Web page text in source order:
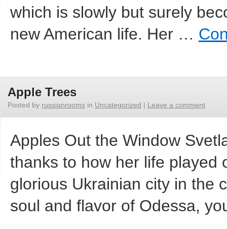
which is slowly but surely
new American life. Her …
Apple Trees
Posted by russianrooms in Uncategorized | Leave a comment
Apples Out the Window
thanks to how her life played
glorious Ukrainian city in the
soul and flavor of Odessa,